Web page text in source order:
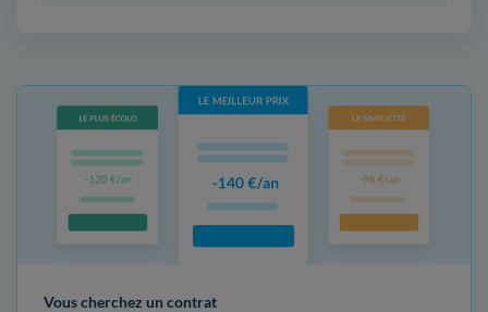
Vous cherchez un contrat